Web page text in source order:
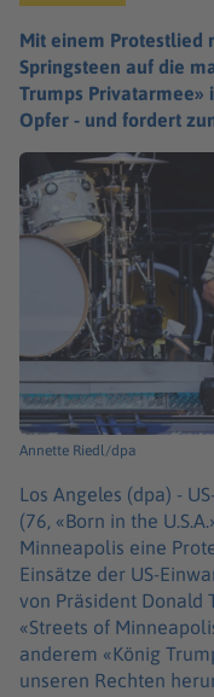
Mit einem Protestlied
Springsteen auf die
Trumps Privatarmee»
Opfer - und fordert
Annette Riedl/dpa
Los Angeles (dpa) -
(76, «Born in the
Minneapolis eine
Einsätze der US-
von Präsident Donald
«Streets of
anderem «König
unseren Rechten